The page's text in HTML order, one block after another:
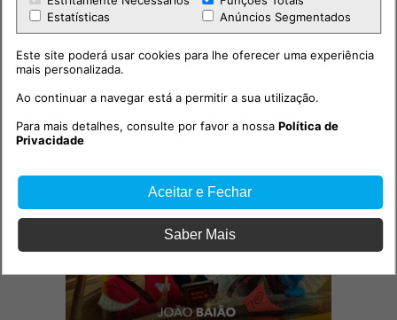
2026-07-27 15:51h
Comandante do Municipais do
Cartaxo de saída
Estatísticas
Anúncios Segmentados
Este site poderá usar cookies para lhe oferecer uma experiência
mais personalizada.
Ao continuar a navegar está a permitir a sua utilização.
Para mais detalhes, consulte por favor a nossaPolítica de
Privacidade
Aceitar e Fechar
Saber Mais